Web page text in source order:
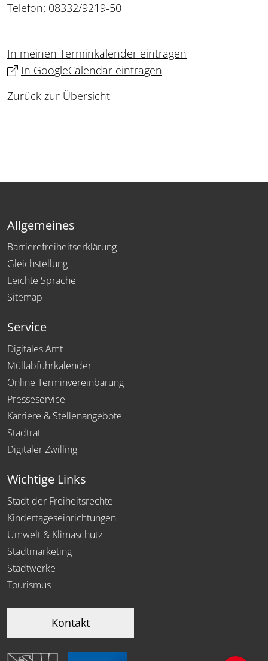
Telefon: 08332/9219-50
In meinen Terminkalender eintragen
In GoogleCalendar eintragen
Zurück zur Übersicht
Allgemeines
Barrierefreiheitserklärung
Gleichstellung
Leichte Sprache
Sitemap
Service
Digitales Amt
Müllabfuhrkalender
Online Terminvereinbarung
Presseservice
Karriere & Stellenangebote
Stadtrat
Digitaler Zwilling
Wichtige Links
Stadt der Freiheitsrechte
Kindertageseinrichtungen
Umwelt & Klimaschutz
Stadtmarketing
Stadtwerke
Tourismus
Kontakt